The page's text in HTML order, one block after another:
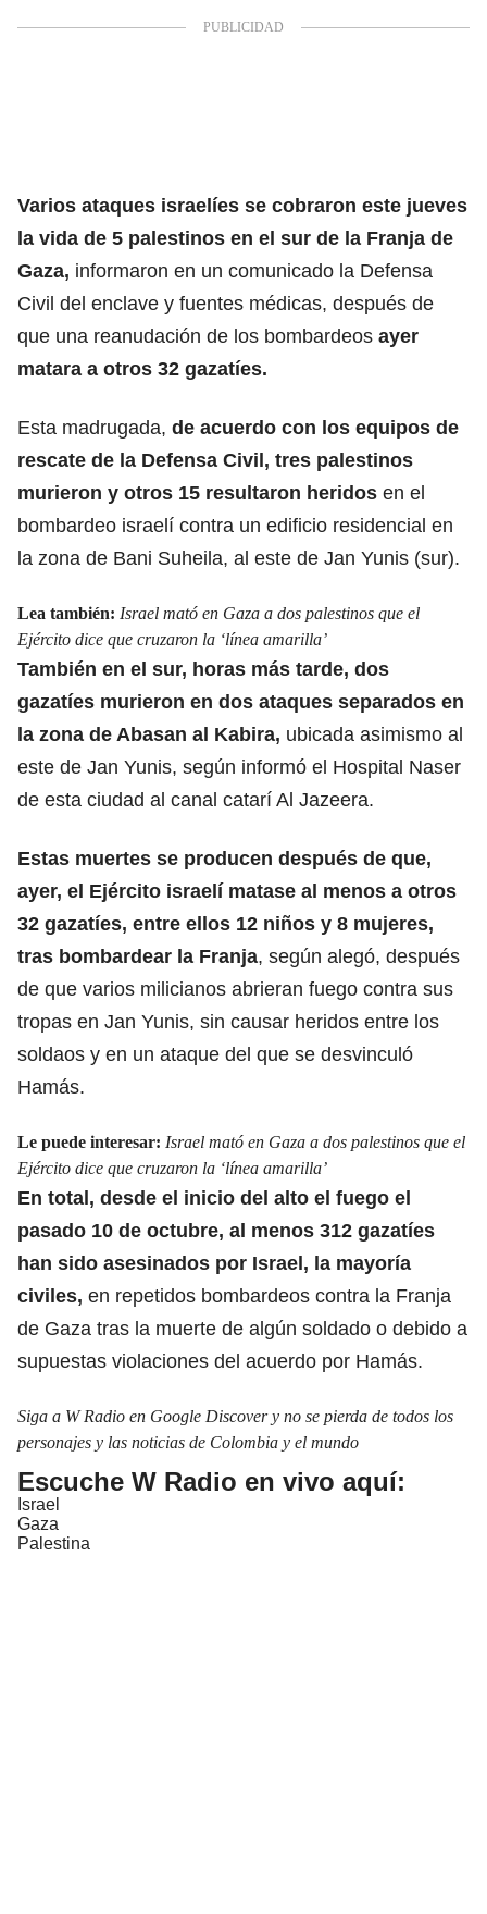
Varios ataques israelíes se cobraron este jueves
la vida de 5 palestinos en el sur de la Franja de
Gaza, informaron en un comunicado la Defensa
Civil del enclave y fuentes médicas, después de
que una reanudación de los bombardeos ayer
matara a otros 32 gazatíes.
Esta madrugada, de acuerdo con los equipos de
rescate de la Defensa Civil, tres palestinos
murieron y otros 15 resultaron heridos en el
bombardeo israelí contra un edificio residencial en
la zona de Bani Suheila, al este de Jan Yunis (sur).
Lea también: Israel mató en Gaza a dos palestinos que el
Ejército dice que cruzaron la ‘línea amarilla’
También en el sur, horas más tarde, dos
gazatíes murieron en dos ataques separados en
la zona de Abasan al Kabira, ubicada asimismo al
este de Jan Yunis, según informó el Hospital Naser
de esta ciudad al canal catarí Al Jazeera.
Estas muertes se producen después de que,
ayer, el Ejército israelí matase al menos a otros
32 gazatíes, entre ellos 12 niños y 8 mujeres,
tras bombardear la Franja, según alegó, después
de que varios milicianos abrieran fuego contra sus
tropas en Jan Yunis, sin causar heridos entre los
soldaos y en un ataque del que se desvinculó
Hamás.
Le puede interesar: Israel mató en Gaza a dos palestinos que el
Ejército dice que cruzaron la ‘línea amarilla’
En total, desde el inicio del alto el fuego el
pasado 10 de octubre, al menos 312 gazatíes
han sido asesinados por Israel, la mayoría
civiles, en repetidos bombardeos contra la Franja
de Gaza tras la muerte de algún soldado o debido a
supuestas violaciones del acuerdo por Hamás.
Siga a W Radio en Google Discover y no se pierda de todos los
personajes y las noticias de Colombia y el mundo
Escuche W Radio en vivo aquí:
Israel
Gaza
Palestina